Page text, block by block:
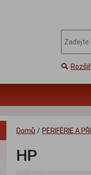
Domů / PERIFÉRIE A
HP